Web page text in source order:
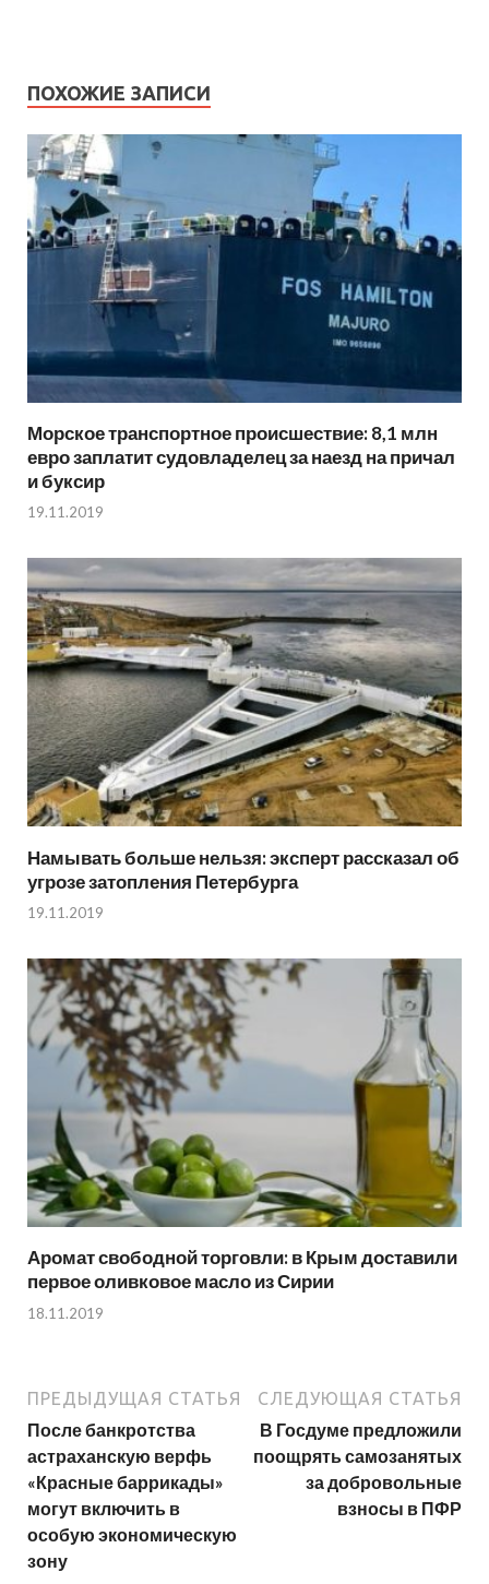
ПОХОЖИЕ ЗАПИСИ
Морское транспортное происшествие: 8,1 млн
евро заплатит судовладелец за наезд на причал
и буксир
19.11.2019
Намывать больше нельзя: эксперт рассказал об
угрозе затопления Петербурга
19.11.2019
Аромат свободной торговли: в Крым доставили
первое оливковое масло из Сирии
18.11.2019
ПРЕДЫДУЩАЯ СТАТЬЯ
После банкротства
астраханскую верфь
«Красные баррикады»
могут включить в
особую экономическую
зону
СЛЕДУЮЩАЯ СТАТЬЯ
В Госдуме предложили
поощрять самозанятых
за добровольные
взносы в ПФР